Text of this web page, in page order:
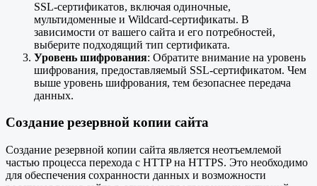
SSL-сертификатов, включая одиночные,
мультидоменные и Wildcard-сертификаты. В
зависимости от вашего сайта и его потребностей,
выберите подходящий тип сертификата.
Уровень шифрования: Обратите внимание на уровень
шифрования, предоставляемый SSL-сертификатом. Чем
выше уровень шифрования, тем безопаснее передача
данных.
Создание резервной копии сайта
Создание резервной копии сайта является неотъемлемой
частью процесса перехода с HTTP на HTTPS. Это необходимо
для обеспечения сохранности данных и возможности